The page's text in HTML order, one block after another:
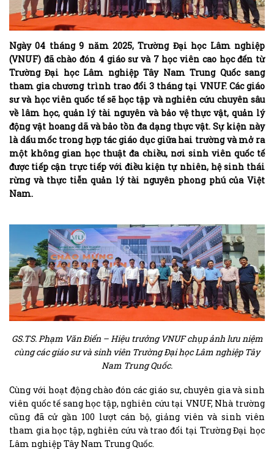
Ngày 04 tháng 9 năm 2025, Trường Đại học Lâm nghiệp
(VNUF) đã chào đón 4 giáo sư và 7 học viên cao học đến từ
Trường Đại học Lâm nghiệp Tây Nam Trung Quốc sang
tham gia chương trình trao đổi 3 tháng tại VNUF. Các giáo
sư và học viên quốc tế sẽ học tập và nghiên cứu chuyên sâu
về lâm học, quản lý tài nguyên và bảo vệ thực vật, quản lý
động vật hoang dã và bảo tồn đa dạng thực vật. Sự kiện này
là dấu mốc trong hợp tác giáo dục giữa hai trường và mở ra
một không gian học thuật đa chiều, nơi sinh viên quốc tế
được tiếp cận trực tiếp với điều kiện tự nhiên, hệ sinh thái
rừng và thực tiễn quản lý tài nguyên phong phú của Việt
Nam.
GS.TS. Phạm Văn Điển – Hiệu trưởng VNUF chụp ảnh lưu niệm
cùng các giáo sư và sinh viên Trường Đại học Lâm nghiệp Tây
Nam Trung Quốc.
Cùng với hoạt động chào đón các giáo sư, chuyên gia và sinh
viên quốc tế sang học tập, nghiên cứu tại VNUF, Nhà trường
cũng đã cử gần 100 lượt cán bộ, giảng viên và sinh viên
tham gia học tập, nghiên cứu và trao đổi tại Trường Đại học
Lâm nghiệp Tây Nam Trung Quốc.